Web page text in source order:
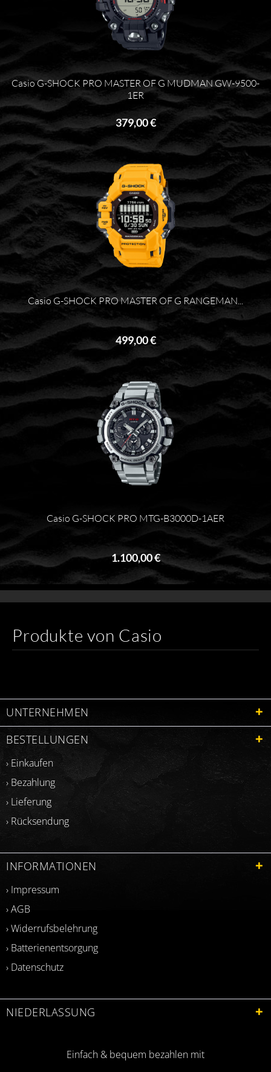
Casio G-SHOCK PRO MASTER OF G MUDMAN GW-9500-
1ER
379,00 €
Casio G-SHOCK PRO MASTER OF G RANGEMAN...
499,00 €
Casio G-SHOCK PRO MTG-B3000D-1AER
1.100,00 €
Produkte von Casio
UNTERNEHMEN
BESTELLUNGEN
› Einkaufen
› Bezahlung
› Lieferung
› Rücksendung
INFORMATIONEN
› Impressum
› AGB
› Widerrufsbelehrung
› Batterienentsorgung
› Datenschutz
NIEDERLASSUNG
Einfach & bequem bezahlen mit